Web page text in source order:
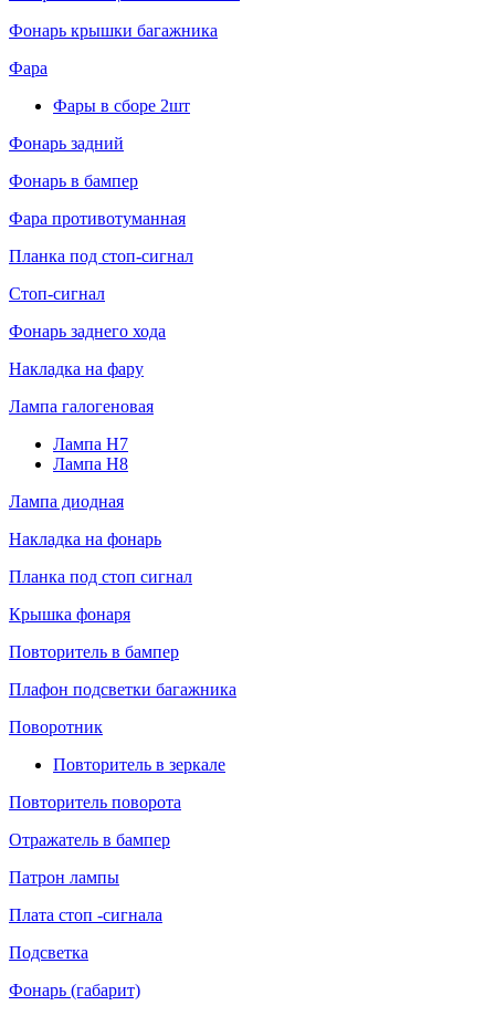
Фонарь крышки багажника
Фара
Фары в сборе 2шт
Фонарь задний
Фонарь в бампер
Фара противотуманная
Планка под стоп-сигнал
Стоп-сигнал
Фонарь заднего хода
Накладка на фару
Лампа галогеновая
Лампа H7
Лампа H8
Лампа диодная
Накладка на фонарь
Планка под стоп сигнал
Крышка фонаря
Повторитель в бампер
Плафон подсветки багажника
Поворотник
Повторитель в зеркале
Повторитель поворота
Отражатель в бампер
Патрон лампы
Плата стоп -сигнала
Подсветка
Фонарь (габарит)